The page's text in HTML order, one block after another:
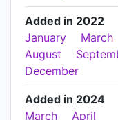
Added in 2022
January
March
August
December
Added in 2024
March
April